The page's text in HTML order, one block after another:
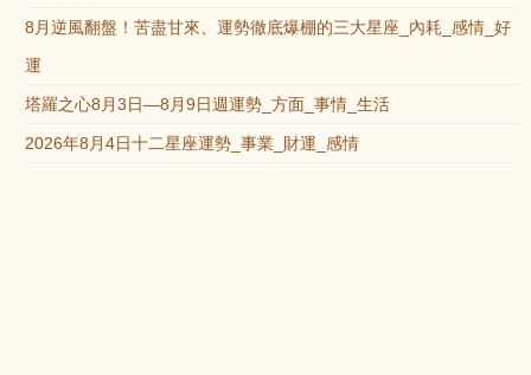
8月逆風翻盤！苦盡甘來、運勢徹底爆棚的三大星座_內耗_感情_好
運
塔羅之心8月3日—8月9日週運勢_方面_事情_生活
2026年8月4日十二星座運勢_事業_財運_感情